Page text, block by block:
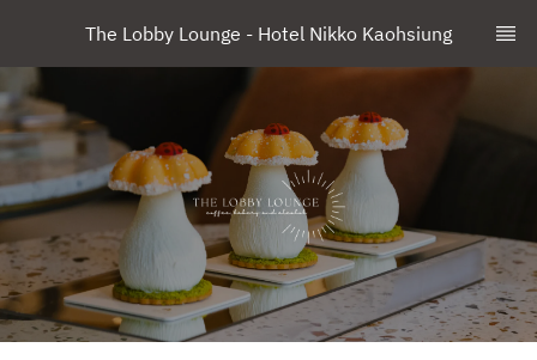
The Lobby Lounge - Hotel Nikko Kaohsiung